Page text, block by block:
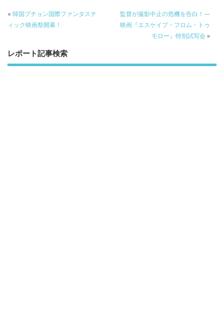
k
« 韓国プチョン国際ファンタステ
ィック映画祭開幕！
監督が撮影中止の危機を告白！—
映画『エスケイプ・フロム・トゥ
モロー』特別試写会»
レポート記事検索